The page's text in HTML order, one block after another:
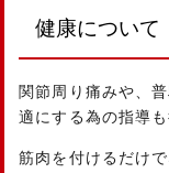
健康について
関節周り痛みや、
適にする為の指導も
筋肉を付けるだけ